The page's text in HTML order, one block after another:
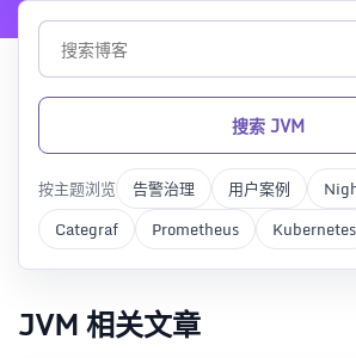
搜索 JVM
按主题浏览 告警治理 用户案例
Categraf
Prometheus Kubernetes
JVM 相关文章